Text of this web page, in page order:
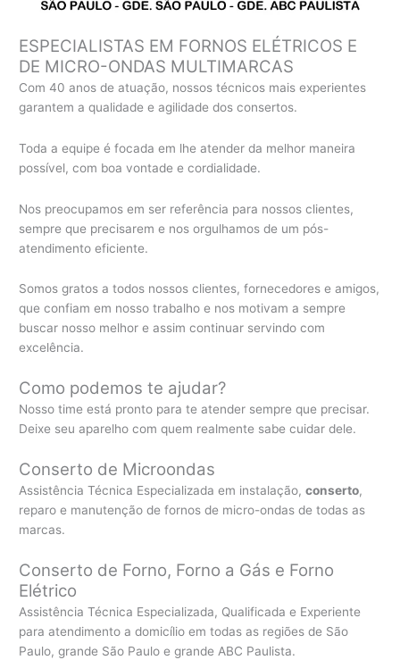
ESPECIALISTAS EM FORNOS ELÉTRICOS E
DE MICRO-ONDAS MULTIMARCAS
Com 40 anos de atuação, nossos técnicos mais experientes
garantem a qualidade e agilidade dos consertos.
Toda a equipe é focada em lhe atender da melhor maneira
possível, com boa vontade e cordialidade.
Nos preocupamos em ser referência para nossos clientes,
sempre que precisarem e nos orgulhamos de um pós-
atendimento eficiente.
Somos gratos a todos nossos clientes, fornecedores e amigos,
que confiam em nosso trabalho e nos motivam a sempre
buscar nosso melhor e assim continuar servindo com
excelência.
Como podemos te ajudar?
Nosso time está pronto para te atender sempre que precisar.
Deixe seu aparelho com quem realmente sabe cuidar dele.
Conserto de Microondas
Assistência Técnica Especializada em instalação,conserto,
reparo e manutenção de fornos de micro-ondas de todas as
marcas.
Conserto de Forno, Forno a Gás e Forno
Elétrico
Assistência Técnica Especializada, Qualificada e Experiente
para atendimento a domicílio em todas as regiões de São
Paulo, grande São Paulo e grande ABC Paulista.